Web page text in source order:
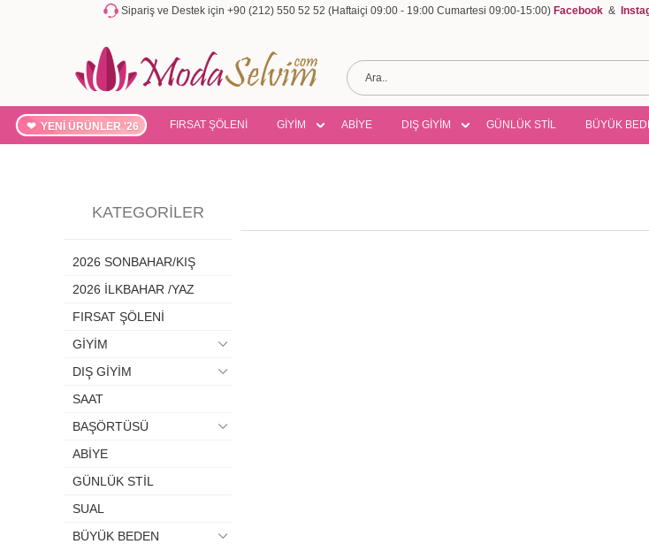
Sipariş ve Destek için +90 (212) 550 52 52 (Haftaiçi 09:00 - 19:00 Cumartesi 09:00-15:00) Facebook &
YENİ ÜRÜNLER '26 FIRSAT ŞÖLENİ GİYİM ABİYE DIŞ GİYİM GÜNLÜK STİL BÜYÜK
KATEGORILER
2026 SONBAHAR/KIŞ
2026 İLKBAHAR /YAZ
FIRSAT ŞÖLENİ
GİYİM
DIŞ GİYİM
SAAT
BAŞÖRTÜSÜ
ABİYE
GÜNLÜK STİL
SUAL
BÜYÜK BEDEN